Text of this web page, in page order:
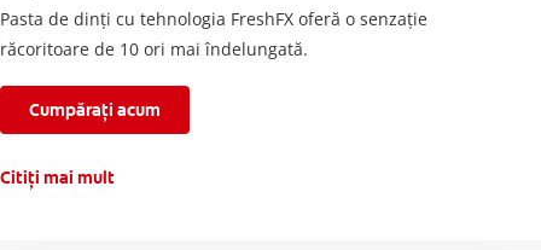
Pasta de dinți cu tehnologia FreshFX oferă o senzație
răcoritoare de 10 ori mai îndelungată.
Cumpărați acum
Citiți mai mult